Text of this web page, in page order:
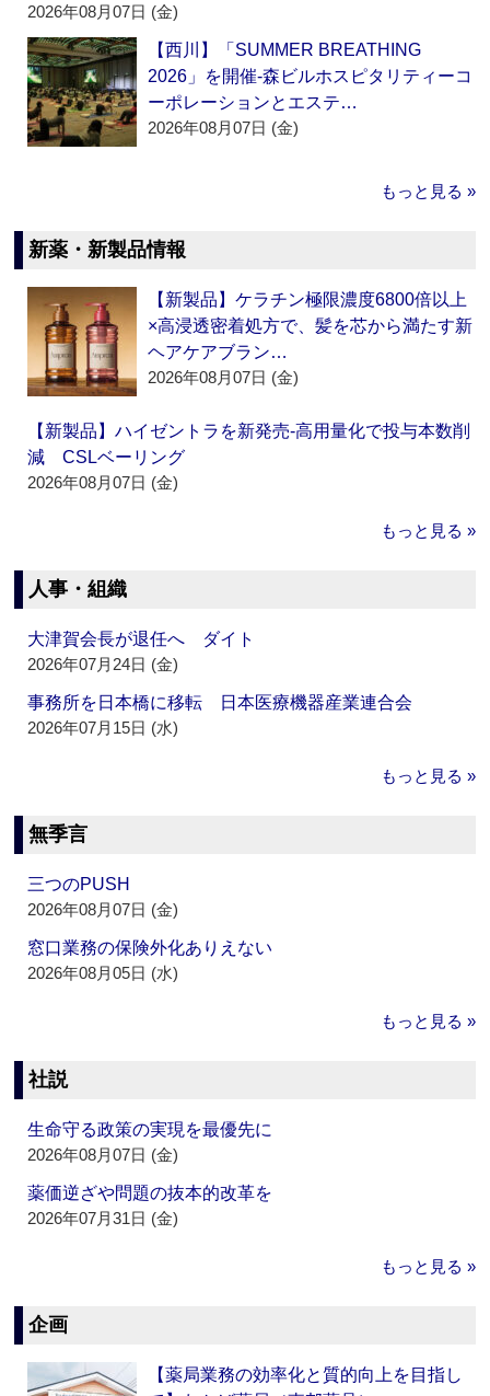
2026年08月07日 (金)
【西川】「SUMMER BREATHING
2026」を開催‐森ビルホスピタリティーコ
ーポレーションとエステ…
2026年08月07日 (金)
もっと見る »
新薬・新製品情報
【新製品】ケラチン極限濃度6800倍以上
×高浸透密着処方で、髪を芯から満たす新
ヘアケアブラン…
2026年08月07日 (金)
【新製品】ハイゼントラを新発売‐高用量化で投与本数削
減 CSLベーリング
2026年08月07日 (金)
もっと見る »
人事・組織
大津賀会長が退任へ ダイト
2026年07月24日 (金)
事務所を日本橋に移転 日本医療機器産業連合会
2026年07月15日 (水)
もっと見る »
無季言
三つのPUSH
2026年08月07日 (金)
窓口業務の保険外化ありえない
2026年08月05日 (水)
もっと見る »
社説
生命守る政策の実現を最優先に
2026年08月07日 (金)
薬価逆ざや問題の抜本的改革を
2026年07月31日 (金)
もっと見る »
企画
【薬局業務の効率化と質的向上を目指し